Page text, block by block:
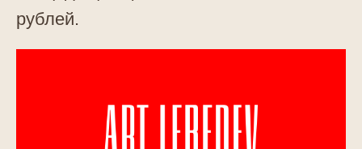
рублей.